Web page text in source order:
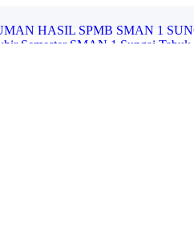
HASIL SPMB SMAN 1
Semester SMAN 1 Sungai Tabuk
1 Sungai Tabuk Raih Prestasi
Nasional 20 Mei 2026...